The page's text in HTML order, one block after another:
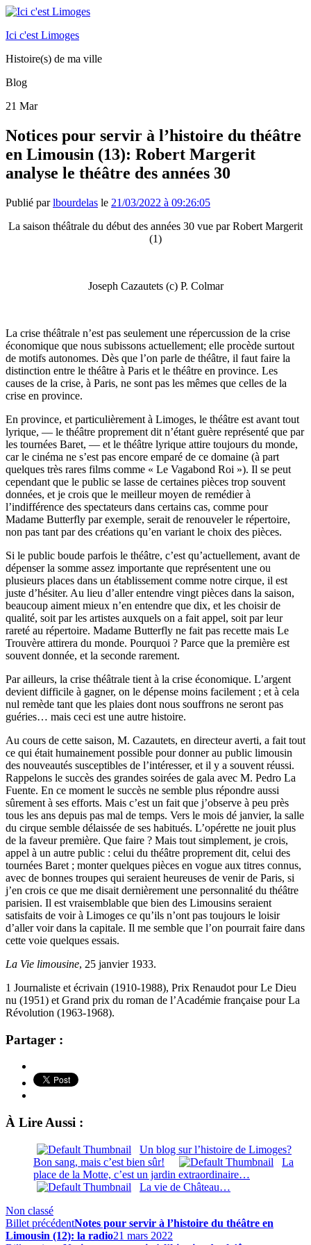
Ici c'est Limoges
Histoire(s) de ma ville
Blog
21 Mar
Notices pour servir à l’histoire du théâtre
en Limousin (13): Robert Margerit
analyse le théâtre des années 30
Publié parlbourdelas le 21/03/2022 à 09:26:05
La saison théâtrale du début des années 30 vue par Robert Margerit
(1)
Joseph Cazautets (c) P. Colmar
La crise théâtrale n’est pas seulement une répercussion de la crise
économique que nous subissons actuellement; elle procède surtout
de motifs autonomes. Dès que l’on parle de théâtre, il faut faire la
distinction entre le théâtre à Paris et le théâtre en province. Les
causes de la crise, à Paris, ne sont pas les mêmes que celles de la
crise en province.
En province, et particulièrement à Limoges, le théâtre est avant tout
lyrique, — le théâtre proprement dit n’étant guère représenté que par
les tournées Baret, — et le théâtre lyrique attire toujours du monde,
car le cinéma ne s’est pas encore emparé de ce domaine (à part
quelques très rares films comme « Le Vagabond Roi »). Il se peut
cependant que le public se lasse de certaines pièces trop souvent
données, et je crois que le meilleur moyen de remédier à
l’indifférence des spectateurs dans certains cas, comme pour
Madame Butterfly par exemple, serait de renouveler le répertoire,
non pas tant par des créations qu’en variant le choix des pièces.
Si le public boude parfois le théâtre, c’est qu’actuellement, avant de
dépenser la somme assez importante que représentent une ou
plusieurs places dans un établissement comme notre cirque, il est
juste d’hésiter. Au lieu d’aller entendre vingt pièces dans la saison,
beaucoup aiment mieux n’en entendre que dix, et les choisir de
qualité, soit par les artistes auxquels on a fait appel, soit par leur
rareté au répertoire. Madame Butterfly ne fait pas recette mais Le
Trouvère attirera du monde. Pourquoi ? Parce que la première est
souvent donnée, et la seconde rarement.
Par ailleurs, la crise théâtrale tient à la crise économique. L’argent
devient difficile à gagner, on le dépense moins facilement ; et à cela
nul remède tant que les plaies dont nous souffrons ne seront pas
guéries… mais ceci est une autre histoire.
Au cours de cette saison, M. Cazautets, en directeur averti, a fait tout
ce qui était humainement possible pour donner au public limousin
des nouveautés susceptibles de l’intéresser, et il y a souvent réussi.
Rappelons le succès des grandes soirées de gala avec M. Pedro La
Fuente. En ce moment le succès ne semble plus répondre aussi
sûrement à ses efforts. Mais c’est un fait que j’observe à peu près
tous les ans depuis pas mal de temps. Vers le mois dé janvier, la salle
du cirque semble délaissée de ses habitués. L’opérette ne jouit plus
de la faveur première. Que faire ? Mais tout simplement, je crois,
appel à un autre public : celui du théâtre proprement dit, celui des
tournées Baret ; monter quelques pièces en vogue aux titres connus,
avec de bonnes troupes qui seraient heureuses de venir de Paris, si
j’en crois ce que me disait dernièrement une personnalité du théâtre
parisien. Il est vraisemblable que bien des Limousins seraient
satisfaits de voir à Limoges ce qu’ils n’ont pas toujours le loisir
d’aller voir dans la capitale. Il me semble que l’on pourrait faire dans
cette voie quelques essais.
La Vie limousine, 25 janvier 1933.
1 Journaliste et écrivain (1910-1988), Prix Renaudot pour Le Dieu
nu (1951) et Grand prix du roman de l’Académie française pour La
Révolution (1963-1968).
Partager :
À Lire Aussi :
Un blog sur l’histoire de Limoges?
Bon sang, mais c’est bien sûr!
La
place de la Motte, c’est un jardin extraordinaire…
La vie de Château…
Non classé
Billet précédentNotes pour servir à l’histoire du théâtre en
Limousin (12): la radio21 mars 2022